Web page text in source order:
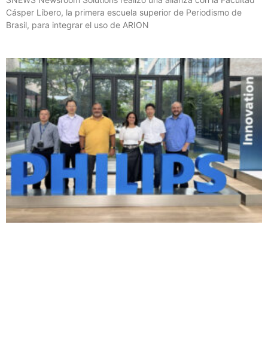
Cásper Líbero, la primera escuela superior de Periodismo de
Brasil, para integrar el uso de ARION